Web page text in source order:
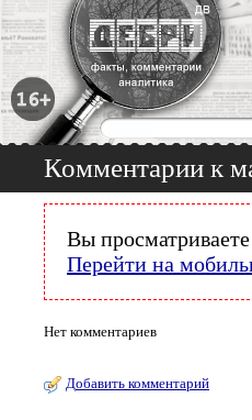
Комментарии к
Вы
Перейти на
Нет комментариев
Добавить комментарий